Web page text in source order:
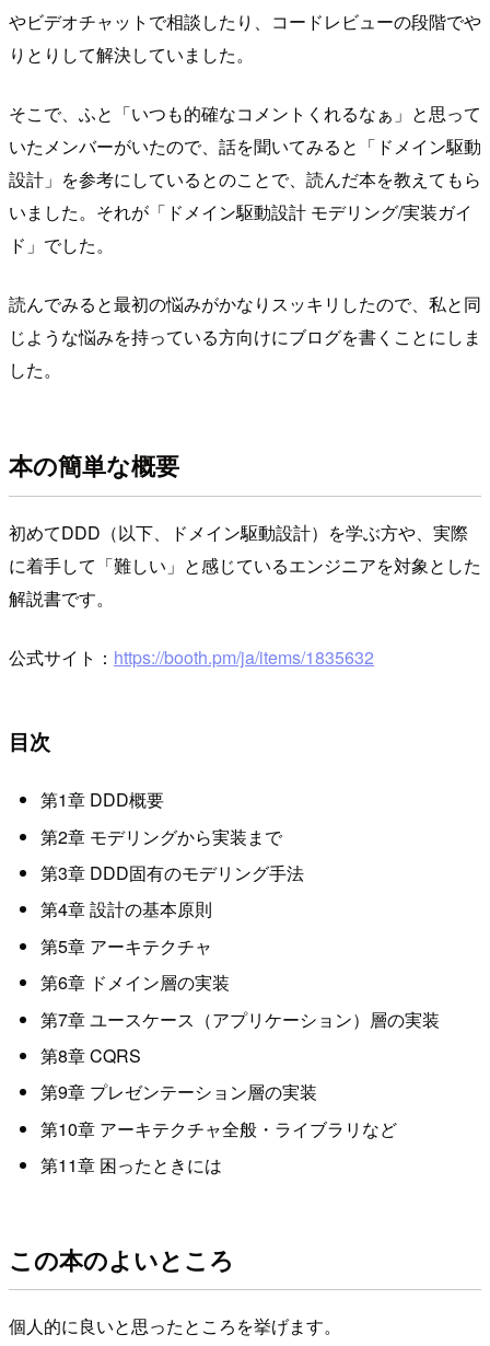
やビデオチャットで相談したり、コードレビューの段階でや
りとりして解決していました。
そこで、ふと「いつも的確なコメントくれるなぁ」と思って
いたメンバーがいたので、話を聞いてみると「ドメイン駆動
設計」を参考にしているとのことで、読んだ本を教えてもら
いました。それが「ドメイン駆動設計 モデリング/実装ガイ
ド」でした。
読んでみると最初の悩みがかなりスッキリしたので、私と同
じような悩みを持っている方向けにブログを書くことにしま
した。
本の簡単な概要
初めてDDD（以下、ドメイン駆動設計）を学ぶ方や、実際
に着手して「難しい」と感じているエンジニアを対象とした
解説書です。
公式サイト： https://booth.pm/ja/items/1835632
目次
第1章 DDD概要
第2章 モデリングから実装まで
第3章 DDD固有のモデリング手法
第4章 設計の基本原則
第5章 アーキテクチャ
第6章 ドメイン層の実装
第7章 ユースケース（アプリケーション）層の実装
第8章 CQRS
第9章 プレゼンテーション層の実装
第10章 アーキテクチャ全般・ライブラリなど
第11章 困ったときには
この本のよいところ
個人的に良いと思ったところを挙げます。